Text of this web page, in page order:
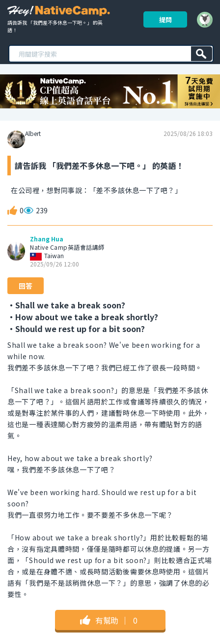
請告訴我 「我們差不多休息一下吧。」 的英
語！
提問
Albert 2025/08/26 18:03
請告訴我 「我們差不多休息一下吧。」 的英語！
在公司裡，想對同事說：「差不多該休息一下了吧？」
0 239
Zhang Hua
Native Camp英語會話講師
Taiwan
2025/09/26 12:00
回答
・Shall we take a break soon?
・How about we take a break shortly?
・Should we rest up for a bit soon?
Shall we take a break soon? We've been working for a
while now.
我們差不多該休息一下了吧？我們已經工作了很長一段時間。
「Shall we take a break soon?」的意思是「我們差不多該休
息一下了吧？」。這個片語用於工作或會議等持續很久的情況，
或是對專注於某件事的人們，建議暫時休息一下時使用。此外，
這也是一種表達關心對方疲勞的溫柔用語，帶有體貼對方的語
氣。
Hey, how about we take a break shortly?
嘿，我們差不多該休息一下了吧？
We've been working hard. Should we rest up for a bit
soon?
我們一直很努力地工作。要不要差不多休息一下呢？
「How about we take a break shortly?」用於比較輕鬆的場
合，沒有指定具體時間，僅僅是隨時都可以休息的提議。另一方
面，「Should we rest up for a bit soon?」則比較適合正式場
合，或是在身體不適、或長時間活動後需要休息時使用。這個片
語有「我們是不是該稍微休息一下？」的意思，強調了休息的必
要性。
有幫助 ｜ 0